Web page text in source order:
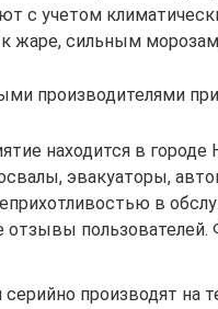
с учетом
жаре, сильным
производителями
находится в
эвакуаторы,
в
отзывы
производят на